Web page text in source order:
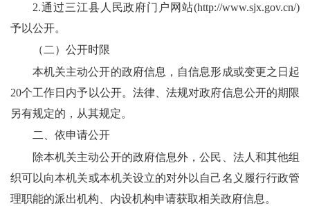
2.通过三江县人民政府门户 网站(http://www.sjx.gov.cn/)
予以公开。
（二）公开时限
本机关主动公开的政府信息，自信息形成或变更之日起
20个工作日内予以公开。法律、法规对政府信息公开的期限
另有规定的，从其规定。
二、依申请公开
除本机关主动公开的政府信息外，公民、法人和其他组
织可以向本机关或本机关设立的对外以自己名义履行行政管
理职能的派出机构、内设机构申请获取相关政府信息。